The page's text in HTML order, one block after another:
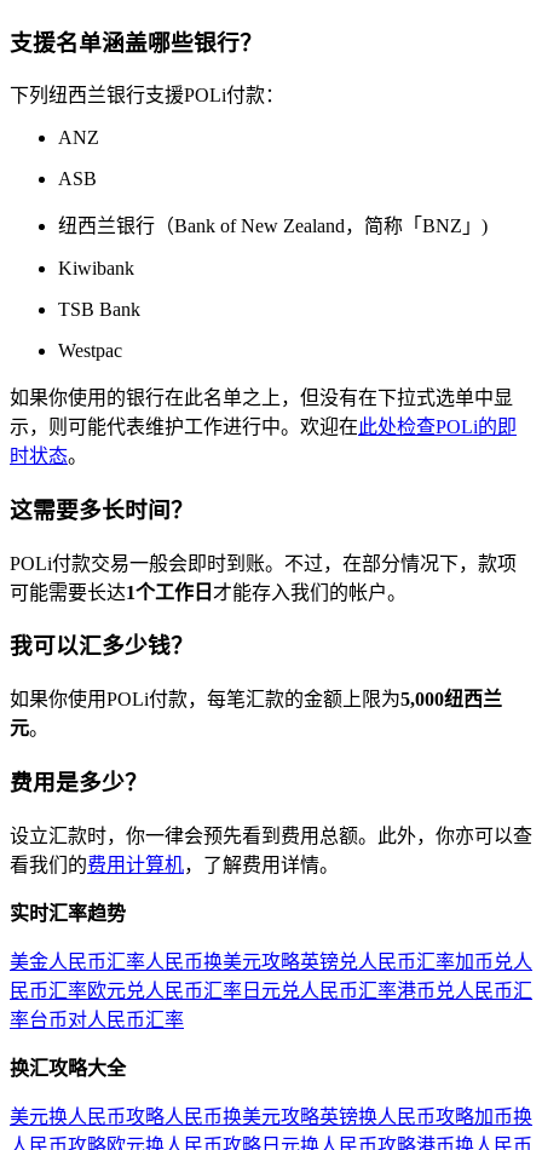
支援名单涵盖哪些银行？
下列纽西兰银行支援POLi付款：
ANZ
ASB
纽西兰银行（Bank of New Zealand，简称「BNZ」)
Kiwibank
TSB Bank
Westpac
如果你使用的银行在此名单之上，但没有在下拉式选单中显
示，则可能代表维护工作进行中。欢迎在此处检查POLi的即
时状态。
这需要多长时间？
POLi付款交易一般会即时到账。不过，在部分情况下，款项
可能需要长达1个工作日 才能存入我们的帐户。
我可以汇多少钱？
如果你使用POLi付款，每笔汇款的金额上限为5,000纽西兰
元。
费用是多少？
设立汇款时，你一律会预先看到费用总额。此外，你亦可以查
看我们的费用计算机，了解费用详情。
实时汇率趋势
美金人民币汇率人民币换美元攻略英镑兑人民币汇率加币兑人
民币汇率欧元兑人民币汇率 日元兑人民币汇率港币兑人民币汇
率台币对人民币汇率
换汇攻略大全
美元换人民币攻略人民币换美元攻略英镑换人民币攻略加币换
人民币攻略欧元换人民币攻略 日元换人民币攻略港币换人民币